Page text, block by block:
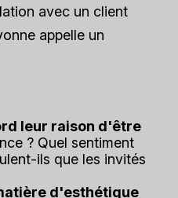
avec un client
appelle un
leur raison d'être
? Quel sentiment
ils que les invités
d'esthétique